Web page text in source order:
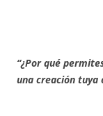
“¿Por qué
una creación tuya